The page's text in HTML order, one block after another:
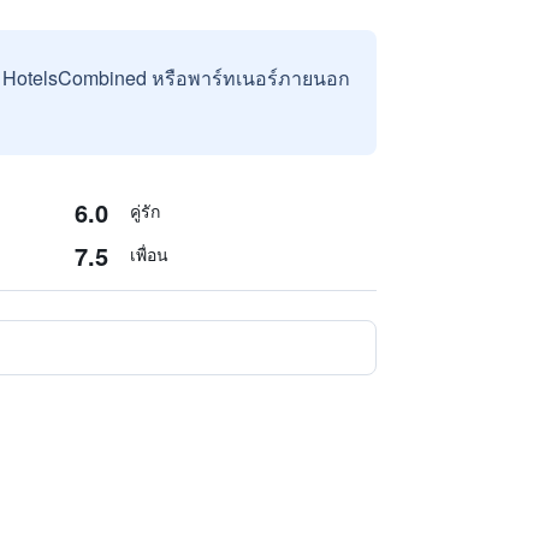
หรือพาร์ทเนอร์ภายนอก
6.0 คู่รัก
7.5 เพื่อน